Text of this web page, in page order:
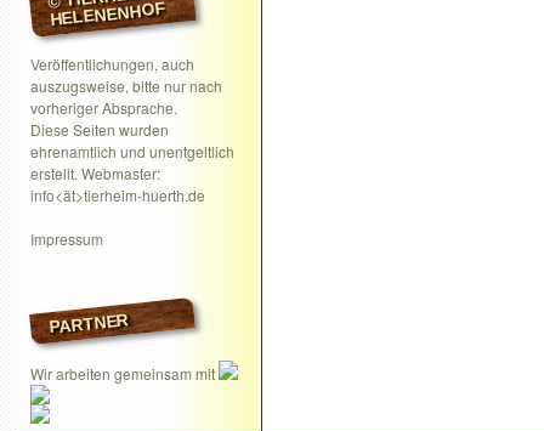
HELENENHOF
Veröffentlichungen, auch
auszugsweise, bitte nur nach
vorheriger Absprache.
Diese Seiten wurden
ehrenamtlich und unentgeltlich
erstellt. Webmaster:
info<ät>tierheim-huerth.de
Impressum
PARTNER
Wir arbeiten gemeinsam mit